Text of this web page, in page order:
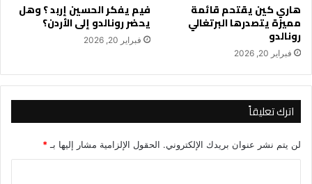
هاري كين يقتحم قائمة
مميزة يتصدرها البرتغالي
رونالدو
فبراير 20, 2026
فيم يفكر الحسين إربد ؟ وهل
يحضر رونالدو إلى الأردن؟
فبراير 20, 2026
اترك تعليقاً
لن يتم نشر عنوان بريدك الإلكتروني. الحقول الإلزامية مشار إليها بـ *